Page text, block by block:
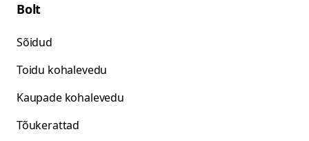
Bolt
Sõidud
Toidu kohalevedu
Kaupade kohalevedu
Tõukerattad